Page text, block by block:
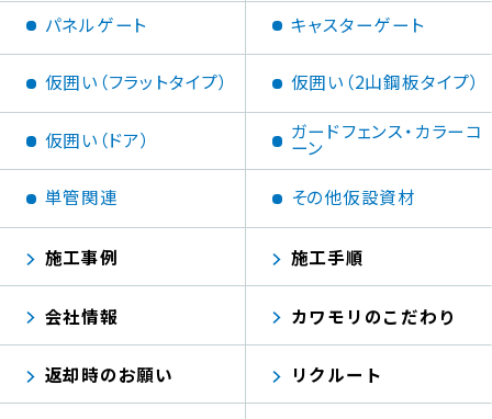
パネルゲート キャスターゲート
仮囲い（フラットタイプ） 仮囲い（2山鋼板タイプ）
仮囲い（ドア） ガードフェンス・カラーコ
ーン
単管関連 その他仮設資材
施工事例 施工手順
会社情報 カワモリのこだわり
返却時のお願い リクルート